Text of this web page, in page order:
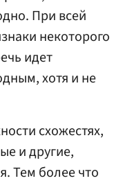
При всей
некоторого
идет
хотя и не
схожестях,
и другие,
Тем более что